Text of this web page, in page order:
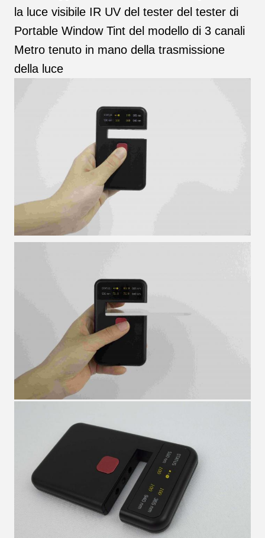
la luce visibile IR UV del tester del tester di
Portable Window Tint del modello di 3 canali
Metro tenuto in mano della trasmissione
della luce